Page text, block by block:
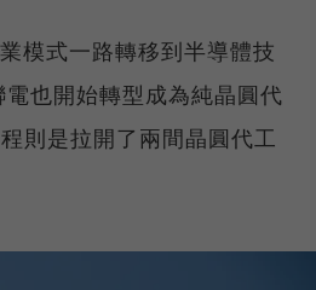
模式一路轉移到半導體技
也開始轉型成為純晶圓代
則是拉開了兩間晶圓代工